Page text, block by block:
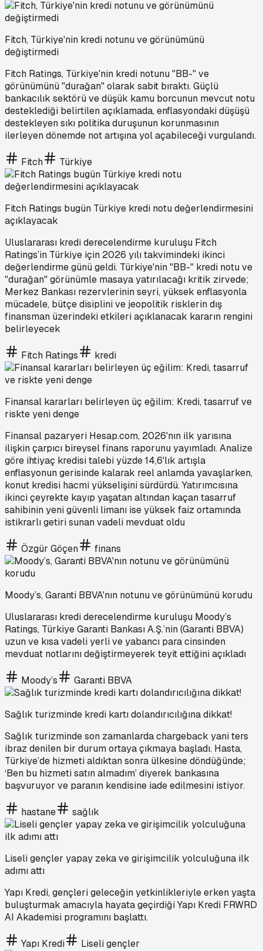
Fitch, Türkiye'nin kredi notunu ve görünümünü
değiştirmedi
Fitch Ratings, Türkiye'nin kredi notunu "BB-" ve
görünümünü "durağan" olarak sabit bıraktı. Güçlü
bankacılık sektörü ve düşük kamu borcunun mevcut notu
desteklediği belirtilen açıklamada, enflasyondaki düşüşü
destekleyen sıkı politika duruşunun korunmasının
ilerleyen dönemde not artışına yol açabileceği vurgulandı.
Fitch Türkiye
Fitch Ratings bugün Türkiye kredi notu değerlendirmesini
açıklayacak
Uluslararası kredi derecelendirme kuruluşu Fitch
Ratings’in Türkiye için 2026 yılı takvimindeki ikinci
değerlendirme günü geldi. Türkiye'nin "BB-" kredi notu ve
"durağan" görünümle masaya yatırılacağı kritik zirvede;
Merkez Bankası rezervlerinin seyri, yüksek enflasyonla
mücadele, bütçe disiplini ve jeopolitik risklerin dış
finansman üzerindeki etkileri açıklanacak kararın rengini
belirleyecek
Fitch Ratings kredi
Finansal kararları belirleyen üç eğilim: Kredi, tasarruf ve
riskte yeni denge
Finansal pazaryeri Hesap.com, 2026'nın ilk yarısına
ilişkin çarpıcı bireysel finans raporunu yayımladı. Analize
göre ihtiyaç kredisi talebi yüzde 14,6'lık artışla
enflasyonun gerisinde kalarak reel anlamda yavaşlarken,
konut kredisi hacmi yükselişini sürdürdü. Yatırımcısına
ikinci çeyrekte kayıp yaşatan altından kaçan tasarruf
sahibinin yeni güvenli limanı ise yüksek faiz ortamında
istikrarlı getiri sunan vadeli mevduat oldu
Özgür Göçen finans
Moody’s, Garanti BBVA'nın notunu ve görünümünü korudu
Uluslararası kredi derecelendirme kuruluşu Moody’s
Ratings, Türkiye Garanti Bankası A.Ş.’nin (Garanti BBVA)
uzun ve kısa vadeli yerli ve yabancı para cinsinden
mevduat notlarını değiştirmeyerek teyit ettiğini açıkladı
Moody’s Garanti BBVA
Sağlık turizminde kredi kartı dolandırıcılığına dikkat!
Sağlık turizminde son zamanlarda chargeback yani ters
ibraz denilen bir durum ortaya çıkmaya başladı. Hasta,
Türkiye’de hizmeti aldıktan sonra ülkesine döndüğünde;
‘Ben bu hizmeti satın almadım’ diyerek bankasına
başvuruyor ve paranın kendisine iade edilmesini istiyor.
hastane sağlık
Liseli gençler yapay zeka ve girişimcilik yolculuğuna ilk
adımı attı
Yapı Kredi, gençleri geleceğin yetkinlikleriyle erken yaşta
buluşturmak amacıyla hayata geçirdiği Yapı Kredi FRWRD
AI Akademisi programını başlattı.
Yapı Kredi Liseli gençler